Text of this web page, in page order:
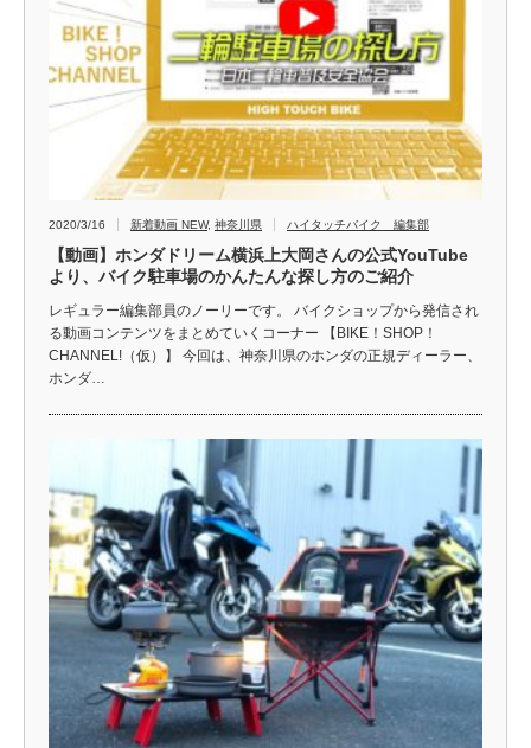
2020/3/16 新着動画 NEW, 神奈川県 ハイタッチバイク 編集部
【動画】ホンダドリーム横浜上大岡さんの公式YouTube
より、バイク駐車場のかんたんな探し方のご紹介
レギュラー編集部員のノーリーです。 バイクショップから発信され
る動画コンテンツをまとめていくコーナー 【BIKE！SHOP！
CHANNEL!（仮）】 今回は、神奈川県のホンダの正規ディーラー、
ホンダ…